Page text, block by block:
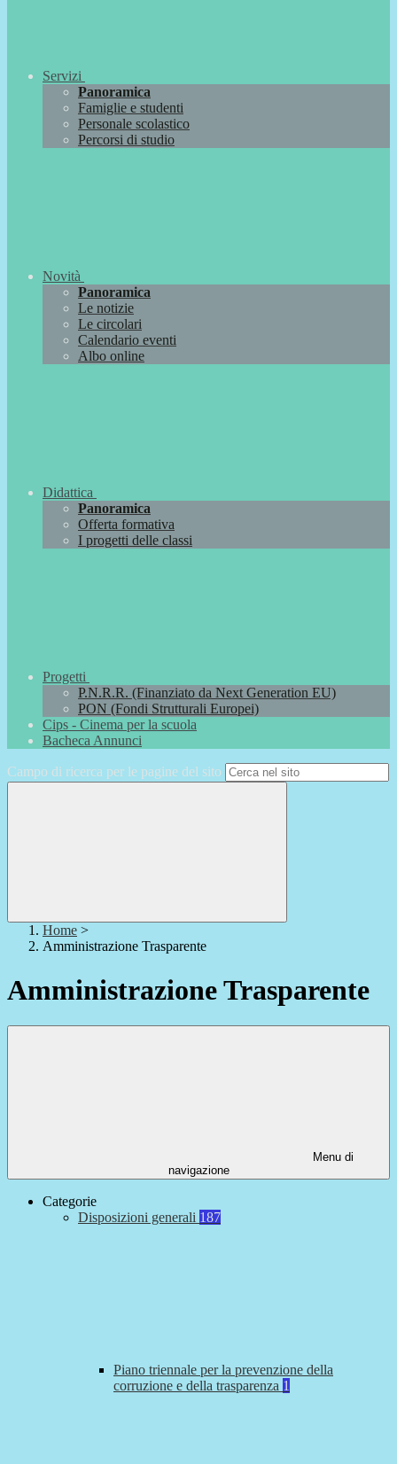
Servizi
Panoramica
Famiglie e studenti
Personale scolastico
Percorsi di studio
Novità
Panoramica
Le notizie
Le circolari
Calendario eventi
Albo online
Didattica
Panoramica
Offerta formativa
I progetti delle classi
Progetti
P.N.R.R. (Finanziato da Next Generation EU)
PON (Fondi Strutturali Europei)
Cips - Cinema per la scuola
Bacheca Annunci
Campo di ricerca per le pagine del sito
Home >
Amministrazione Trasparente
Amministrazione Trasparente
Menu di
navigazione
Categorie
Disposizioni generali 187
Piano triennale per la prevenzione della
corruzione e della trasparenza 1